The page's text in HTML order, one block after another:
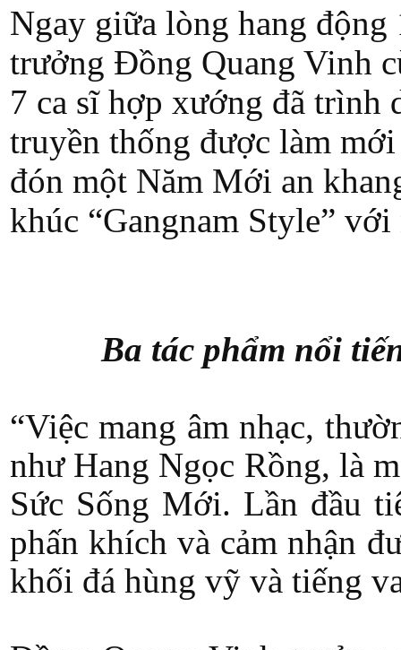
Ngay giữa lòng hang
trưởng Đồng Quang Vinh
7 ca sĩ hợp xướng đã trình
truyền thống được làm
đón một Năm Mới an
khúc “Gangnam Style”
Ba tác phẩm nổi
“Việc mang âm nhạc,
như Hang Ngọc Rồng, là
Sức Sống Mới. Lần đầu
phấn khích và cảm nhận
khối đá hùng vỹ và tiếng